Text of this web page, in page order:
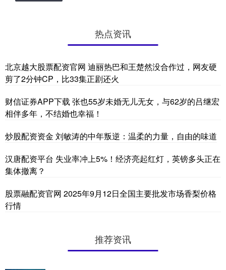
热点资讯
北京越大股票配资官网 迪丽热巴和王楚然没合作过，网友硬
剪了2分钟CP，比33集正剧还火
财信证券APP下载 张也55岁未婚无儿无女，与62岁的吕继宏
相伴多年，不结婚也幸福！
炒股配资资金 刘敏涛的中年叛逆：温柔的力量，自由的味道
汉唐配资平台 失业率冲上5%！经济亮起红灯，英镑多头正在
集体撤离？
股票融配资官网 2025年9月12日全国主要批发市场香梨价格
行情
推荐资讯